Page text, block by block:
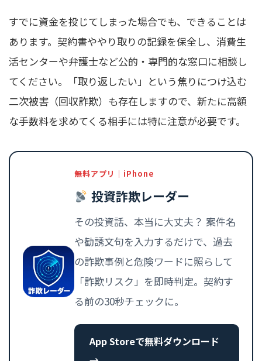
すでに資金を投じてしまった場合でも、できることは
あります。契約書ややり取りの記録を保全し、消費生
活センターや弁護士など公的・専門的な窓口に相談し
てください。「取り返したい」という焦りにつけ込む
二次被害（回収詐欺）も存在しますので、新たに高額
な手数料を求めてくる相手には特に注意が必要です。
無料アプリ｜iPhone
投資詐欺レーダー
その投資話、本当に大丈夫？ 案件名
や勧誘文句を入力するだけで、過去
の詐欺事例と危険ワードに照らして
「詐欺リスク」を即時判定。契約す
る前の30秒チェックに。
App Storeで無料ダウンロード